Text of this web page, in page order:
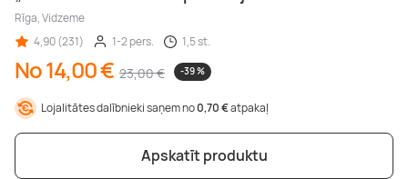
Rīga, Vidzeme
4,90 (231)
1-2 pers. 1,5 st.
No 14,00 € 23,00 € -39 %
Lojalitātes dalībnieki saņem no0,70 €atpakaļ
Apskatīt produktu